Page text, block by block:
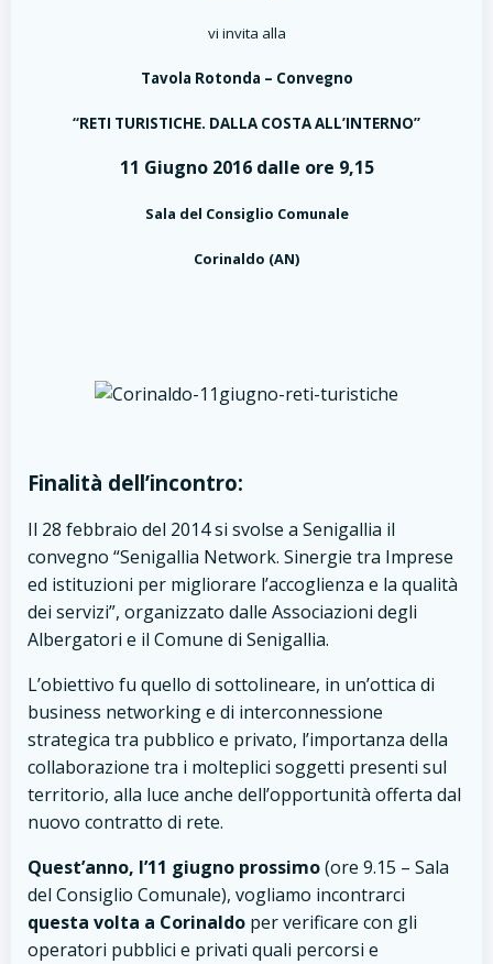
vi invita alla
Tavola Rotonda – Convegno
“RETI TURISTICHE. DALLA COSTA ALL’INTERNO”
11 Giugno 2016 dalle ore 9,15
Sala del Consiglio Comunale
Corinaldo (AN)
Finalità dell’incontro:
Il 28 febbraio del 2014 si svolse a Senigallia il
convegno “Senigallia Network. Sinergie tra Imprese
ed istituzioni per migliorare l’accoglienza e la qualità
dei servizi”, organizzato dalle Associazioni degli
Albergatori e il Comune di Senigallia.
L’obiettivo fu quello di sottolineare, in un’ottica di
business networking e di interconnessione
strategica tra pubblico e privato, l’importanza della
collaborazione tra i molteplici soggetti presenti sul
territorio, alla luce anche dell’opportunità offerta dal
nuovo contratto di rete.
Quest’anno, l’11 giugno prossimo(ore 9.15 – Sala
del Consiglio Comunale), vogliamo incontrarci
questa volta a Corinaldo per verificare con gli
operatori pubblici e privati quali percorsi e